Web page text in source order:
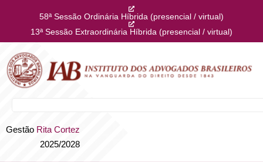
58ª Sessão Ordinária Híbrida (presencial / virtual)
13ª Sessão Extraordinária Híbrida (presencial / virtual)
Gestão Rita Cortez
2025/2028